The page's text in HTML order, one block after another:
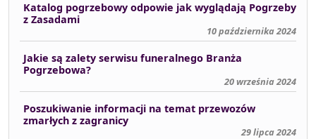
Katalog pogrzebowy odpowie jak wyglądają Pogrzeby
z Zasadami
10 października 2024
Jakie są zalety serwisu funeralnego Branża
Pogrzebowa?
20 września 2024
Poszukiwanie informacji na temat przewozów
zmarłych z zagranicy
29 lipca 2024